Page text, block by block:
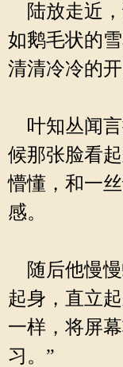
陆放走近，
如鹅毛状的
清清冷冷的
叶知丛闻言
候那张脸看
懵懂，和一
感。
随后他慢慢
起身，直立
一样，将屏
习。”